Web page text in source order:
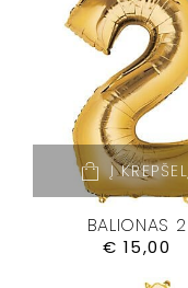
Į
BALIONAS 2
€ 15,00